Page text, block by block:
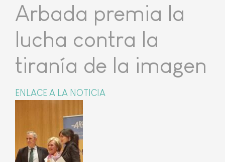
Arbada premia la
lucha contra la
tiranía de la imagen
ENLACE A LA NOTICIA